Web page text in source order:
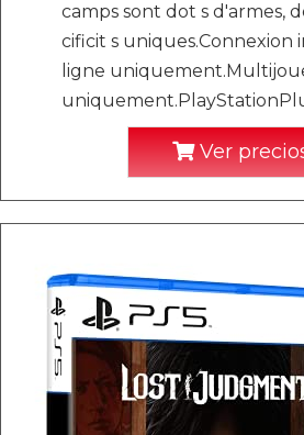
camps sont dot s d'armes,
cificit s uniques.Connexion
ligne
Ver